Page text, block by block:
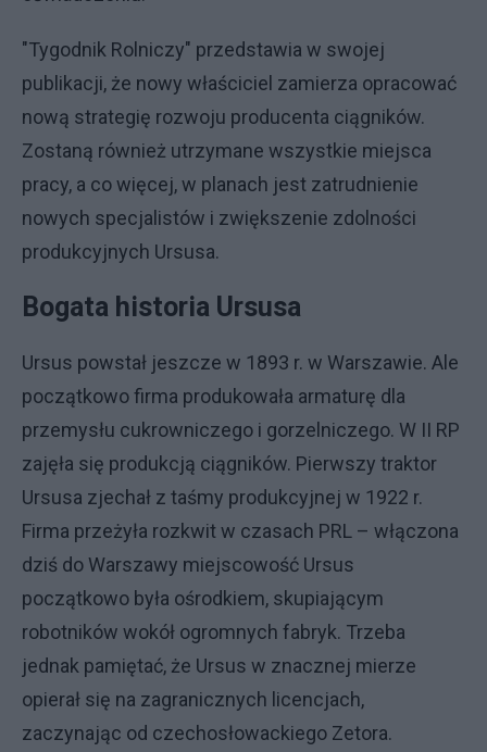
"Tygodnik Rolniczy" przedstawia w swojej
publikacji, że nowy właściciel zamierza opracować
nową strategię rozwoju producenta ciągników.
Zostaną również utrzymane wszystkie miejsca
pracy, a co więcej, w planach jest zatrudnienie
nowych specjalistów i zwiększenie zdolności
produkcyjnych Ursusa.
Bogata historia Ursusa
Ursus powstał jeszcze w 1893 r. w Warszawie. Ale
początkowo firma produkowała armaturę dla
przemysłu cukrowniczego i gorzelniczego. W II RP
zajęła się produkcją ciągników. Pierwszy traktor
Ursusa zjechał z taśmy produkcyjnej w 1922 r.
Firma przeżyła rozkwit w czasach PRL – włączona
dziś do Warszawy miejscowość Ursus
początkowo była ośrodkiem, skupiającym
robotników wokół ogromnych fabryk. Trzeba
jednak pamiętać, że Ursus w znacznej mierze
opierał się na zagranicznych licencjach,
zaczynając od czechosłowackiego Zetora.